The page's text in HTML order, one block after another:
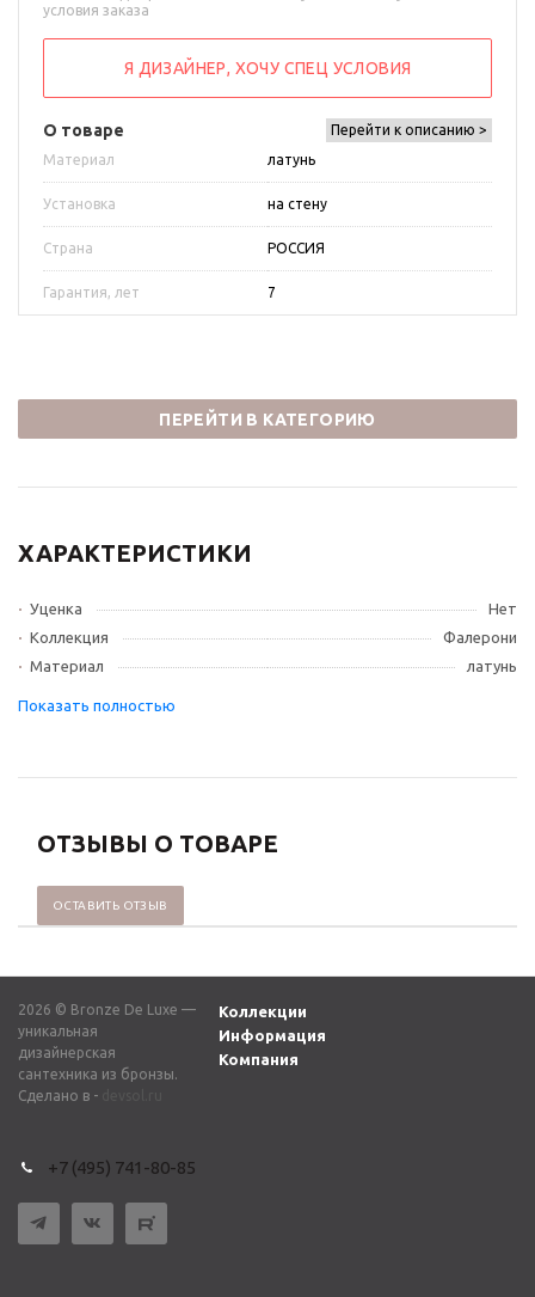
О товаре
Перейти к описанию >
Материал
латунь
Установка на стену
Страна РОССИЯ
Гарантия, лет 7
условия заказа
Я ДИЗАЙНЕР, ХОЧУ СПЕЦ УСЛОВИЯ
ПЕРЕЙТИ В КАТЕГОРИЮ
ХАРАКТЕРИСТИКИ
Уценка
Нет
Коллекция
Фалерони
Материал
латунь
ОТЗЫВЫ О ТОВАРЕ
ОСТАВИТЬ ОТЗЫВ
2026 © Bronze De Luxe —
уникальная
дизайнерская
сантехника из бронзы.
Сделано в -
Коллекции
Информация
Компания
+7 (495) 741-80-85